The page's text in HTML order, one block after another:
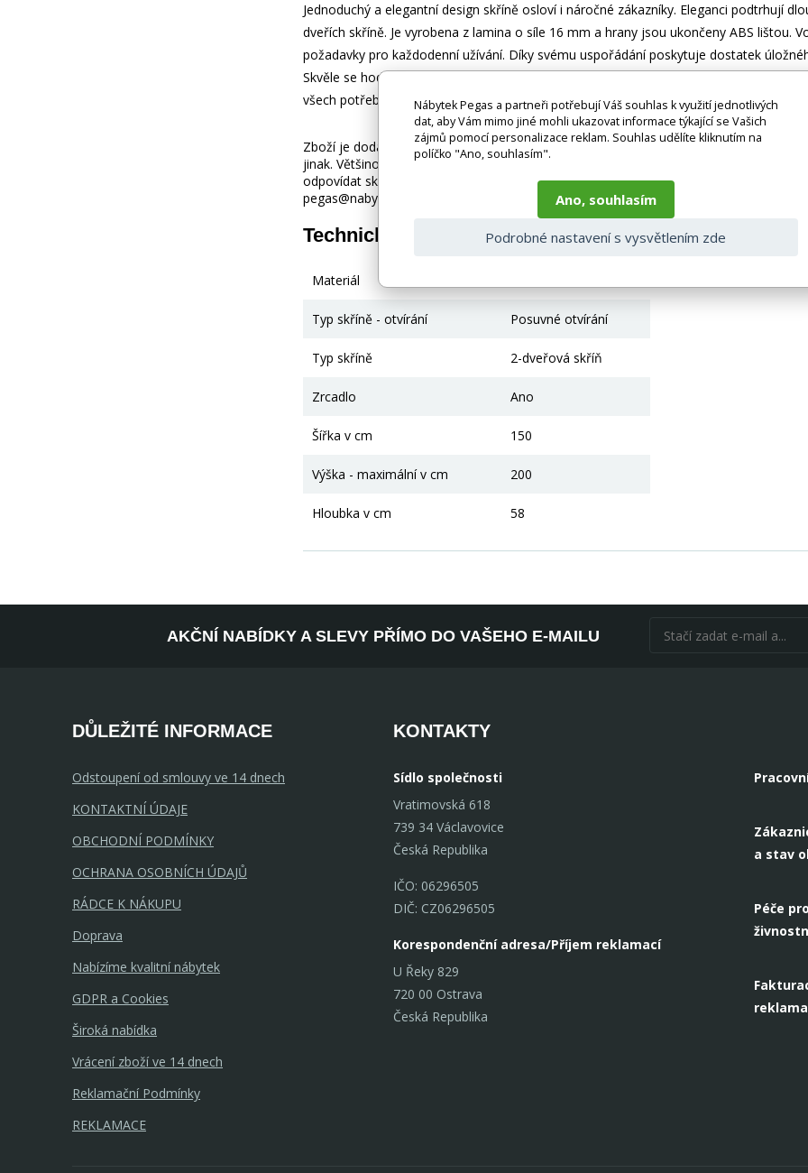
Jednoduchý a elegantní design skříně osloví i náročné zákazníky. Eleganci podtrhují
dveřích skříně. Je vyrobena z lamina o síle 16 mm a hrany jsou ukončeny ABS lištou.
požadavky pro každodenní užívání. Díky svému uspořádání poskytuje dostatek
Skvěle se hodí do ložnice, předsíně, dětského, nebo studentského pokoje. Skříň je
všech potřebných spojovacích materiálů. Vyobrazené dekorace nejsou v ceně.
Zboží je dodáváno bez doplňků a dekorací (např. textilních doplňků, spotřebičů,
jinak. Většinou je zboží dodáváno v demontovaném stavu, dle charakteru zboží.
odpovídat skutečnosti vlivem nastavení monitoru a převodem do el. podoby. V
pegas@nabytek-pegas.cz či volejte 777244446.
Technické parametry
Materiál
Typ skříně - otvírání Posuvné otvírání
Typ skříně 2-dveřová skříň
Zrcadlo Ano
Šířka v cm 150
Výška - maximální v cm 200
Hloubka v cm 58
AKČNÍ NABÍDKY A SLEVY PŘÍMO DO VAŠEHO E-MAILU
DŮLEŽITÉ INFORMACE
Odstoupení od smlouvy ve 14 dnech
KONTAKTNÍ ÚDAJE
OBCHODNÍ PODMÍNKY
OCHRANA OSOBNÍCH ÚDAJŮ
RÁDCE K NÁKUPU
Doprava
Nabízíme kvalitní nábytek
GDPR a Cookies
Široká nabídka
Vrácení zboží ve 14 dnech
Reklamační Podmínky
REKLAMACE
KONTAKTY
Sídlo společnosti
Vratimovská 618
739 34 Václavovice
Česká Republika
IČO: 06296505
DIČ: CZ06296505
Korespondenční adresa/Příjem reklamací
U Řeky 829
720 00 Ostrava
Česká Republika
a stav
Péče
Nábytek Pegas a partneři potřebují Váš souhlas k využití jednotlivých
dat, aby Vám mimo jiné mohli ukazovat informace týkající se Vašich
zájmů pomocí personalizace reklam. Souhlas udělíte kliknutím na
políčko "Ano, souhlasím".
Ano, souhlasím
Podrobné nastavení s vysvětlením zde